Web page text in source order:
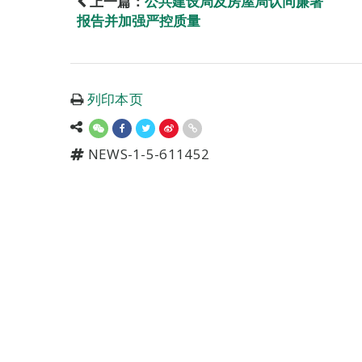
报告并加强严控质量
列印本页
NEWS-1-5-611452